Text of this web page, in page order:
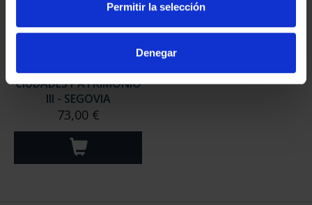
Permitir la selección
Denegar
CIUDADES PATRIMONIO
III - SEGOVIA
73,00 €